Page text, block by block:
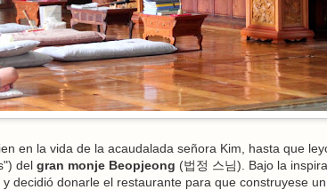
en la vida de la acaudalada señora Kim, hasta que
del gran monje Beopjeong (법정 스님). Bajo la
y decidió donarle el restaurante para que construyese